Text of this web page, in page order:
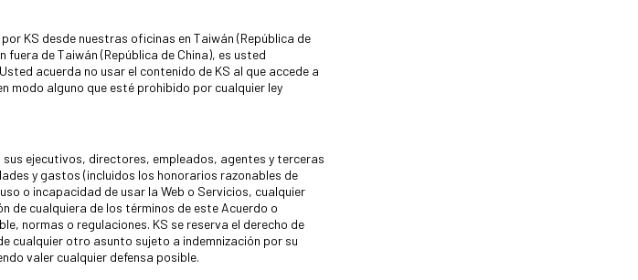
KS desde nuestras oficinas en Taiwán (República de
fuera de Taiwán (República de China), es usted
acuerda no usar el contenido de KS al que accede a
modo alguno que esté prohibido por cualquier ley
sus ejecutivos, directores, empleados, agentes y terceras
y gastos (incluidos los honorarios razonables de
o incapacidad de usar la Web o Servicios, cualquier
de cualquiera de los términos de este Acuerdo o
normas o regulaciones. KS se reserva el derecho de
cualquier otro asunto sujeto a indemnización por su
valer cualquier defensa posible.